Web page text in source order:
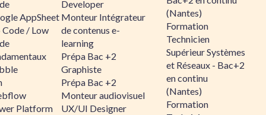
AppSheet
/ Low
Platform
Developer
Monteur Intégrateur
de contenus e-
learning
Prépa Bac +2
Graphiste
Prépa Bac +2
Monteur audiovisuel
UX/UI Designer
(Nantes)
Formation
Technicien
Supérieur Systèmes
et Réseaux - Bac+2
en continu
(Nantes)
Formation